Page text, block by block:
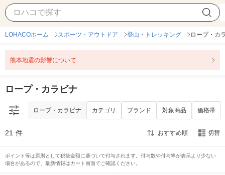
ロープ・カラビナ 価格帯
LOHACOホーム スポーツ・アウトドア 登山・トレッキング ロープ・カ
熊本地震の影響について
ロープ・カラビナ
ロープ・カラビナ カテゴリ ブランド 対象商品 価格帯
21 件 おすすめ順 切替
ポイント等は原則として税抜金額に基づいて付与されます。付与数や付与率が表示より少ない
場合があるので、最新情報はカート画面でご確認ください。